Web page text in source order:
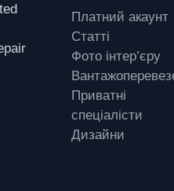
Платний акаунт
Статті
Фото інтер’єру
Приватні
спеціалісти
Дизайни